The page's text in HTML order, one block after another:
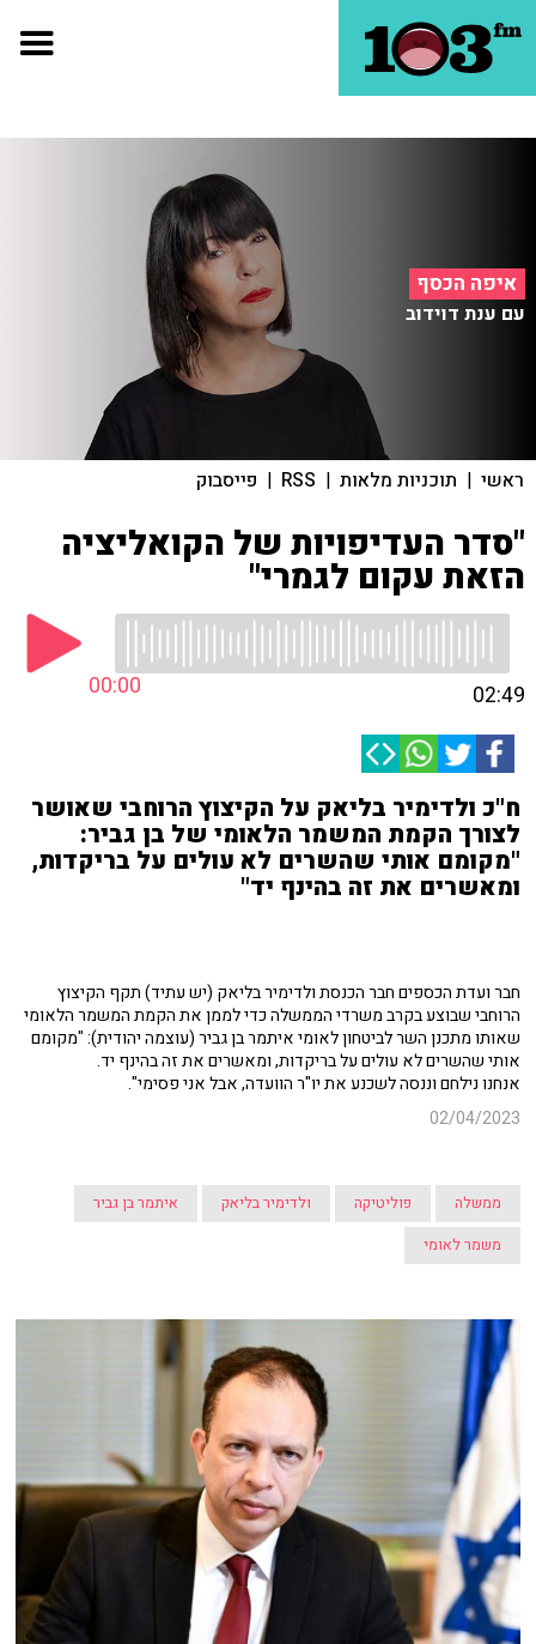
איפה הכסף
עם ענת דוידוב
ראשי | תוכניות מלאות |
RSS
| פייסבוק
"סדר העדיפויות של הקואליציה
הזאת עקום לגמרי"
00:00 02:49
ח"כ ולדימיר בליאק על הקיצוץ הרוחבי שאושר
לצורך הקמת המשמר הלאומי של בן גביר:
"מקומם אותי שהשרים לא עולים על בריקדות,
ומאשרים את זה בהינף יד"
חבר ועדת הכספים חבר הכנסת ולדימיר בליאק (יש עתיד) תקף הקיצוץ
הרוחבי שבוצע בקרב משרדי הממשלה כדי לממן את הקמת המשמר הלאומי
שאותו מתכנן השר לביטחון לאומי איתמר בן גביר (עוצמה יהודית): "מקומם
אותי שהשרים לא עולים על בריקדות, ומאשרים את זה בהינף יד.
אנחנו נילחם וננסה לשכנע את יו"ר הוועדה, אבל אני פסימי".
02/04/2023
ממשלה פוליטיקה ולדימיר בליאק
איתמר בן גביר
משמר לאומי